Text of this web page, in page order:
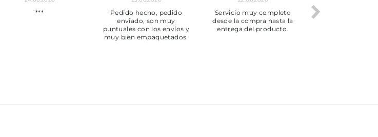
***
Pedido hecho, pedido
enviado, son muy
puntuales con los envíos y
muy bien empaquetados.
Servicio muy completo
desde la compra hasta la
entrega del producto.